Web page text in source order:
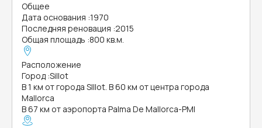
Общее
Дата основания :1970
Последняя реновация :2015
Общая площадь :800 кв.м.
Расположение
Город :Sillot
В 1 км от города Slllot. В 60 км от центра города
Mallorca
В 67 км от аэропорта Palma De Mallorca-PMI